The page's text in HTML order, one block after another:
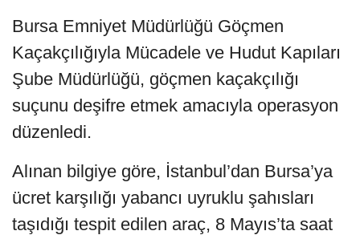
Bursa Emniyet Müdürlüğü Göçmen
Kaçakçılığıyla Mücadele ve Hudut Kapıları
Şube Müdürlüğü, göçmen kaçakçılığı
suçunu deşifre etmek amacıyla operasyon
düzenledi.
Alınan bilgiye göre, İstanbul’dan Bursa’ya
ücret karşılığı yabancı uyruklu şahısları
taşıdığı tespit edilen araç, 8 Mayıs’ta saat